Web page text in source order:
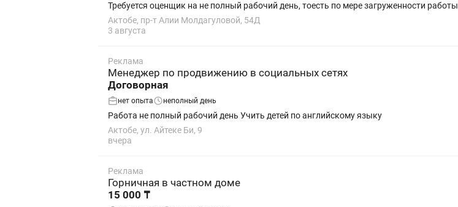
Требуется оценщик на не полный рабочий день, тоесть по мере загруженности работы
Актобе, пр-т Алии Молдагуловой, 54Д
3 августа
Реклама
Менеджер по продвижению в социальных сетях
Договорная
нет опыта неполный день
Работа не полный рабочий день Учить детей по английскому языку
Актобе, ул. Айтеке Би, 9
вчера
Реклама
Горничная в частном доме
15 000 ₸